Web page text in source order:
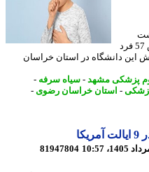
پزشکی مشهد گفت: آزمایش 57 فرد
دانشگاه در استان خراسان
مشهد-سیاه سرفه-
-استان خراسان رضوی-
81947804